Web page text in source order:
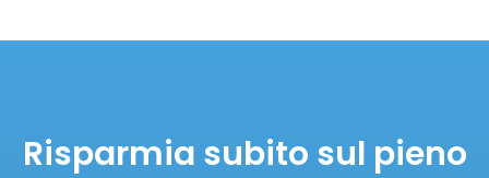
Risparmia subito sul pieno